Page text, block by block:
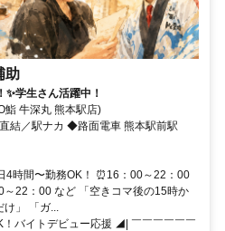
助
学生さん活躍中！
鮨 牛深丸 熊本駅店)
結／駅ナカ ◆路面電車 熊本駅前駅
時間〜勤務OK！ ⏰16：00～22：00
22：00 など 「空きコマ後の15時か
け」 「ガ...
バイトデビュー応援 ◢| ￣￣￣￣￣￣